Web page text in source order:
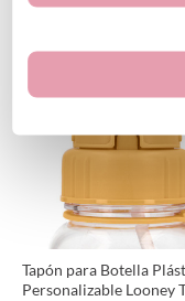
Tapón para Botella
Personalizable Looney